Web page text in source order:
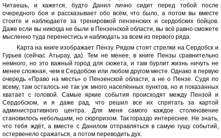
Читаешь, и кажется, будто Данил лично сидит перед тобой после
очередного боя и рассказывает обо всём, что было, а потом вы вместе
стоите и наблюдаете за тренировкой пензенских и сердобских бойцов.
Даже если вы никогда не были в Пензенской области, вы всё равно сможете
мысленно туда перенестись и наблюдать за всем из первого ряда.
Карта на книге изображает Пензу. Рядом стоят стрелки на Сердобск и
Гурьев (сейчас Атырау, да). Тем не менее, в книге Пензы сравнительно
немного, но это важный город для сюжета, и там бурлит жизнь ничуть не
менее сложная, чем в Сердобске или любом другом месте. Однако в первую
очередь «Право на месть» о Пензенской области, а не о Пензе. Судя по
всему, там осталось не так уж много населённых пунктов, но и показанных
хватает с головой. Самые яркие события происходят между Пензой и
Сердобском, и я даже рад, что решил все их спрятать за картой
административного центра. Для меня самого каждое столкновение
становилось небольшим, но сюрпризом. Так гораздо интереснее. Не знать,
что тебя ждёт, а вместе с Данилом отправляться в самую гущу событий,
остервенело сражаться, а потом переводить дух.